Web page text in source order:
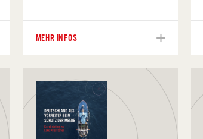
MEHR INFOS